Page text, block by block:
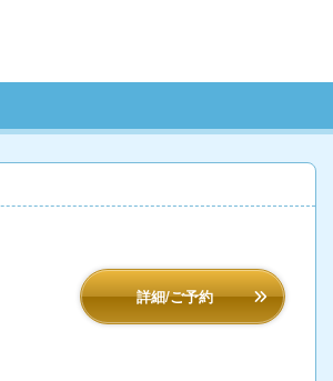
詳細/ご予約